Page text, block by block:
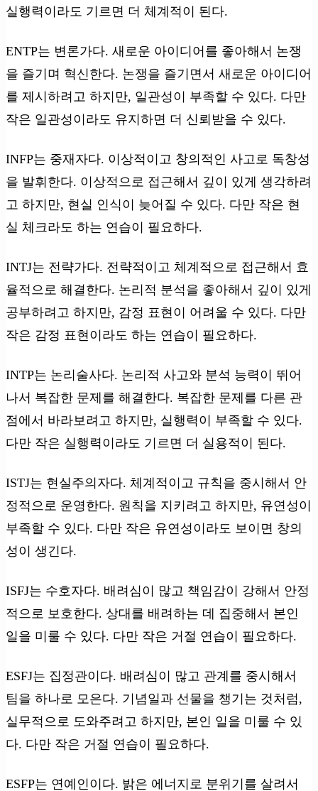
실행력이라도 기르면 더 체계적이 된다.
ENTP는 변론가다. 새로운 아이디어를 좋아해서 논쟁
을 즐기며 혁신한다. 논쟁을 즐기면서 새로운 아이디어
를 제시하려고 하지만, 일관성이 부족할 수 있다. 다만
작은 일관성이라도 유지하면 더 신뢰받을 수 있다.
INFP는 중재자다. 이상적이고 창의적인 사고로 독창성
을 발휘한다. 이상적으로 접근해서 깊이 있게 생각하려
고 하지만, 현실 인식이 늦어질 수 있다. 다만 작은 현
실 체크라도 하는 연습이 필요하다.
INTJ는 전략가다. 전략적이고 체계적으로 접근해서 효
율적으로 해결한다. 논리적 분석을 좋아해서 깊이 있게
공부하려고 하지만, 감정 표현이 어려울 수 있다. 다만
작은 감정 표현이라도 하는 연습이 필요하다.
INTP는 논리술사다. 논리적 사고와 분석 능력이 뛰어
나서 복잡한 문제를 해결한다. 복잡한 문제를 다른 관
점에서 바라보려고 하지만, 실행력이 부족할 수 있다.
다만 작은 실행력이라도 기르면 더 실용적이 된다.
ISTJ는 현실주의자다. 체계적이고 규칙을 중시해서 안
정적으로 운영한다. 원칙을 지키려고 하지만, 유연성이
부족할 수 있다. 다만 작은 유연성이라도 보이면 창의
성이 생긴다.
ISFJ는 수호자다. 배려심이 많고 책임감이 강해서 안정
적으로 보호한다. 상대를 배려하는 데 집중해서 본인
일을 미룰 수 있다. 다만 작은 거절 연습이 필요하다.
ESFJ는 집정관이다. 배려심이 많고 관계를 중시해서
팀을 하나로 모은다. 기념일과 선물을 챙기는 것처럼,
실무적으로 도와주려고 하지만, 본인 일을 미룰 수 있
다. 다만 작은 거절 연습이 필요하다.
ESFP는 연예인이다. 밝은 에너지로 분위기를 살려서